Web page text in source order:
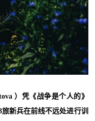
）凭《战争是个人的》
新兵在前线不远处进行训